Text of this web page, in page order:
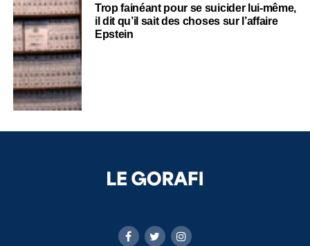
Trop fainéant pour se suicider lui-même,
il dit qu’il sait des choses sur l’affaire
Epstein